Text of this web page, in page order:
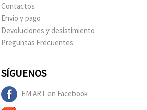
Contactos
Envío y pago
Devoluciones y desistimiento
Preguntas Frecuentes
SÍGUENOS
EM ART en Facebook